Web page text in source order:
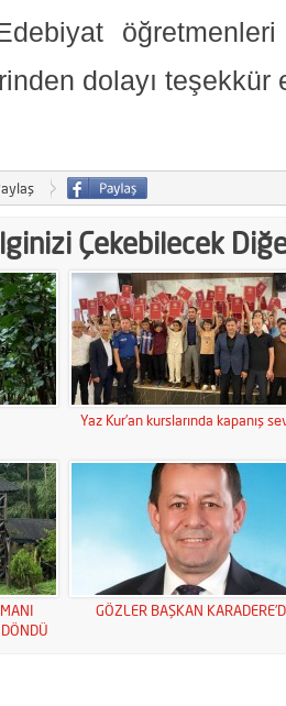
dolayı teşekkür
Çekebilecek
Yaz Kur’an kurslarında kapanış
GÖZLER BAŞKAN